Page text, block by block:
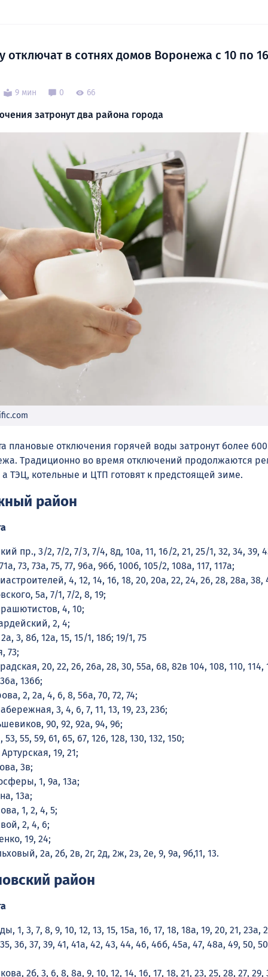
отключат в сотнях домов Воронежа с 10 по 16
9 мин 0 66
затронут два района города
плановые отключения горячей воды затронут более
Традиционно во время отключений продолжаются
ТЭЦ, котельные и ЦТП готовят к предстоящей зиме.
район
пр., 3/2, 7/2, 7/3, 7/4, 8д, 10а, 11, 16/2, 21, 25/1, 32, 34, 39,
73, 73а, 75, 77, 96а, 96б, 100б, 105/2, 108а, 117, 117а;
4, 12, 14, 16, 18, 20, 20а, 22, 24, 26, 28, 28а, 38,
5а, 7/1, 7/2, 8, 19;
4, 10;
2, 4;
3, 8б, 12а, 15, 15/1, 18б; 19/1, 75
73;
20, 22, 26, 26а, 28, 30, 55а, 68, 82в 104, 108, 110, 114,
136б;
2, 2а, 4, 6, 8, 56а, 70, 72, 74;
3, 4, 6, 7, 11, 13, 19, 23, 23б;
90, 92, 92а, 94, 96;
55, 59, 61, 65, 67, 126, 128, 130, 132, 150;
19, 21;
3в;
1, 9а, 13а;
13а;
1, 2, 4, 5;
2, 4, 6;
19, 24;
2а, 2б, 2в, 2г, 2д, 2ж, 2з, 2е, 9, 9а, 9б,11, 13.
район
1, 3, 7, 8, 9, 10, 12, 13, 15, 15а, 16, 17, 18, 18а, 19, 20, 21, 23а,
36, 37, 39, 41, 41а, 42, 43, 44, 46, 46б, 45а, 47, 48а, 49, 50,
2б, 3, 6, 8, 8а, 9, 10, 12, 14, 16, 17, 18, 21, 23, 25, 28, 27, 29,